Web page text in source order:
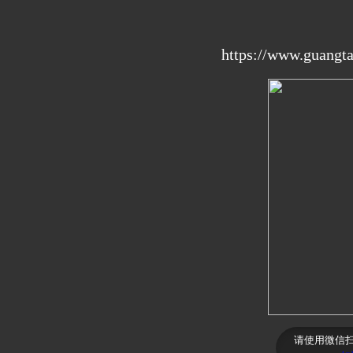
https://
请使用微信